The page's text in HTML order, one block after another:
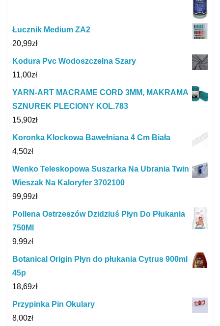
Łucznik Medium ZA2
20,99zł
Kodura Pvc Wodoszczelna Szary
11,00zł
YARN-ART MACRAME CORD 3MM, MAKRAMA
SZNUREK PLECIONY KOL.783
15,90zł
Koronka Klockowa Bawełniana 4 Cm Biała
4,50zł
Wenko Teleskopowa Suszarka Na Ubrania Twin
Wieszak Na Kaloryfer 3702100
99,99zł
Pollena Ostrzeszów Dzidziuś Płyn Do Płukania
750Ml
9,99zł
Botanical Origin Płyn do płukania Cytrus 900ml
45p
18,69zł
Przypinka Pin Okulary
8,00zł